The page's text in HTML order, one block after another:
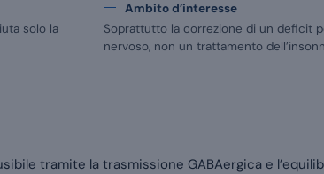
solo la
Ambito d’interesse
Soprattutto la correzione di un deficit
nervoso, non un trattamento
tramite la trasmissione GABAergica e